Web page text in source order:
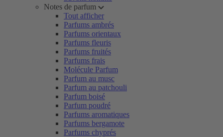
Notes de parfum
Tout afficher
Parfums ambrés
Parfums orientaux
Parfums fleuris
Parfums fruités
Parfums frais
Molécule Parfum
Parfum au musc
Parfum au patchouli
Parfum boisé
Parfum poudré
Parfums aromatiques
Parfums bergamote
Parfums chyprés